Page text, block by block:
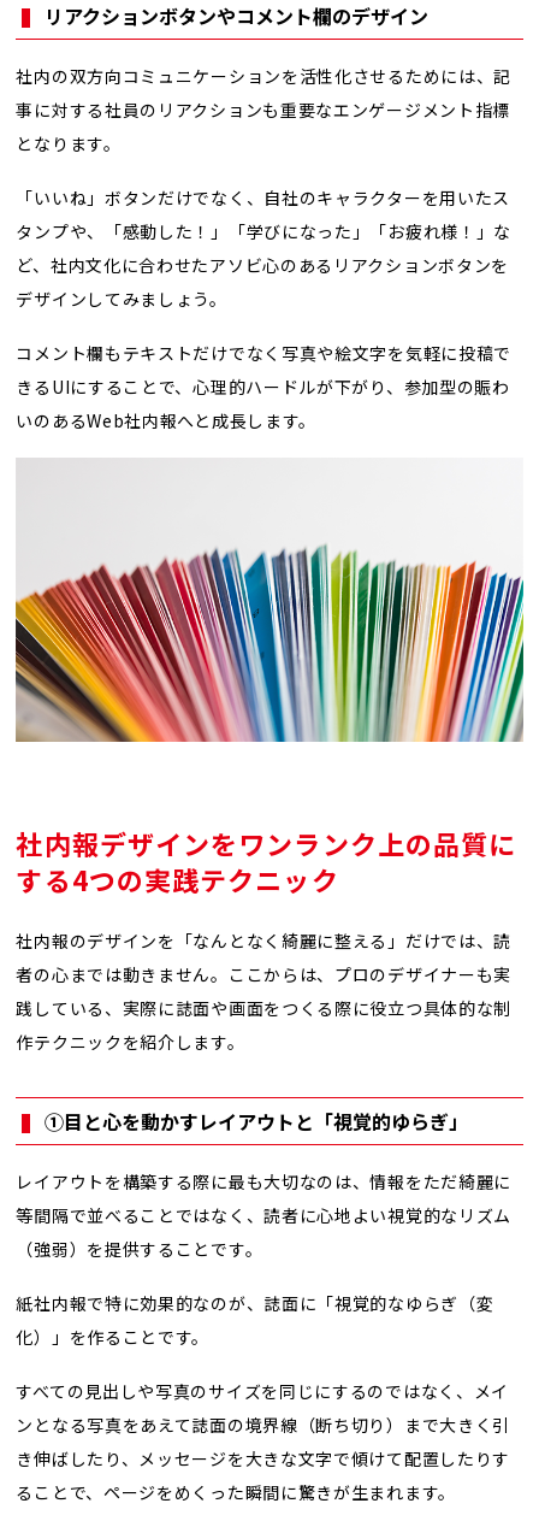
リアクションボタンやコメント欄のデザイン
社内の双方向コミュニケーションを活性化させるためには、記
事に対する社員のリアクションも重要なエンゲージメント指標
となります。
「いいね」ボタンだけでなく、自社のキャラクターを用いたス
タンプや、「感動した！」「学びになった」「お疲れ様！」な
ど、社内文化に合わせたアソビ心のあるリアクションボタンを
デザインしてみましょう。
コメント欄もテキストだけでなく写真や絵文字を気軽に投稿で
きるUIにすることで、心理的ハードルが下がり、参加型の賑わ
いのあるWeb社内報へと成長します。
社内報デザインをワンランク上の品質に
する4つの実践テクニック
社内報のデザインを「なんとなく綺麗に整える」だけでは、読
者の心までは動きません。ここからは、プロのデザイナーも実
践している、実際に誌面や画面をつくる際に役立つ具体的な制
作テクニックを紹介します。
①目と心を動かすレイアウトと「視覚的ゆらぎ」
レイアウトを構築する際に最も大切なのは、情報をただ綺麗に
等間隔で並べることではなく、読者に心地よい視覚的なリズム
（強弱）を提供することです。
紙社内報で特に効果的なのが、誌面に「視覚的なゆらぎ（変
化）」を作ることです。
すべての見出しや写真のサイズを同じにするのではなく、メイ
ンとなる写真をあえて誌面の境界線（断ち切り）まで大きく引
き伸ばしたり、メッセージを大きな文字で傾けて配置したりす
ることで、ページをめくった瞬間に驚きが生まれます。